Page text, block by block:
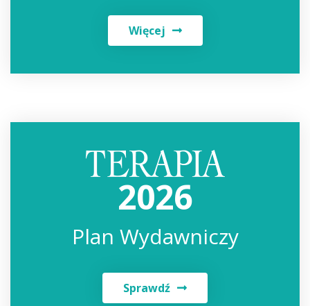
Więcej
2026
Plan Wydawniczy
Sprawdź